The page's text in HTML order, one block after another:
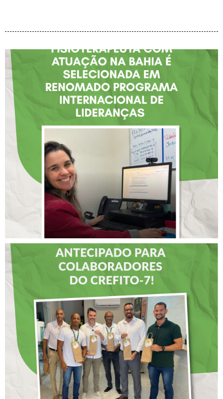
FISIOTERAPEUTA COM
ATUAÇÃO NA BAHIA É
SELECIONADA EM
RENOMADO PROGRAMA
INTERNACIONAL DE
LIDERANÇAS
DIA DOS PAIS É
ANTECIPADO PARA
COLABORADORES DO
CREFITO-7